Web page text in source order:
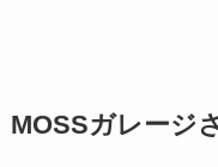
MOSSガレージ